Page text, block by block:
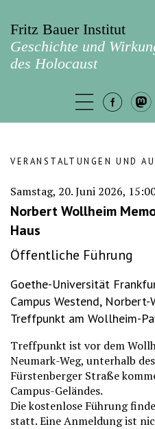
Fritz Bauer Institut
Geschichte und
des Holocaust
VERANSTALTUNGEN UND
Samstag, 20. Juni 2026,
Norbert Wollheim
Haus
Öffentliche Führung
Goethe-Universität
Campus Westend,
Treffpunkt am Wollheim-
Treffpunkt ist vor dem
Neumark-Weg, unterhalb
Fürstenberger Straße
Campus-Geländes.
Die kostenlose Führung
statt. Eine Anmeldung ist